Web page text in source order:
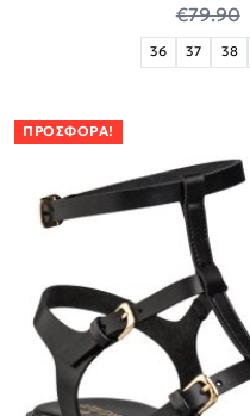
€79.90
36 37 38
ΠΡΟΣΦΟΡΆ!